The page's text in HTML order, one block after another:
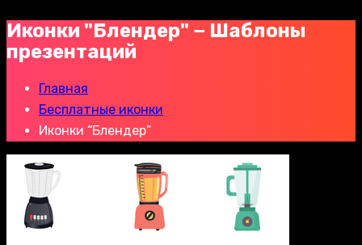
Иконки "Блендер" − Шаблоны
презентаций
Главная
Бесплатные иконки
Иконки “Блендер”